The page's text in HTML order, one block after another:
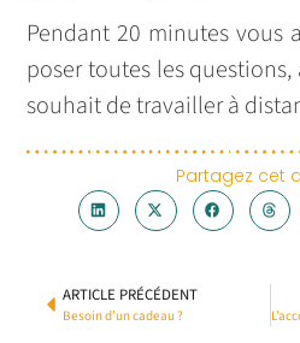
Pendant 20 minutes vous
poser toutes les
souhait de travailler à
Partagez cet
ARTICLE PRÉCÉDENT
Besoin d’un cadeau ?